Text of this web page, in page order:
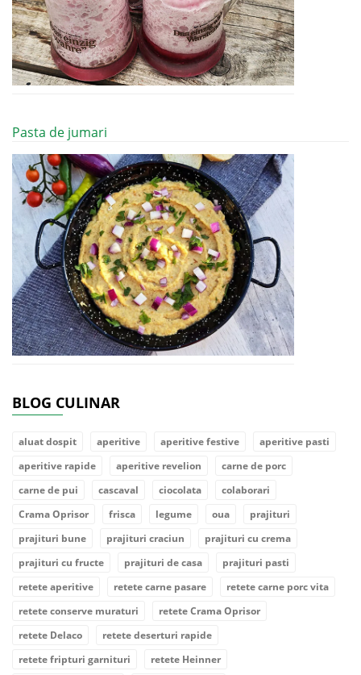
Pasta de jumari
BLOG CULINAR
aluat dospit aperitive aperitive festive
aperitive pasti
aperitive rapide
aperitive revelion
carne de porc
carne de pui
cascaval ciocolata
colaborari
Crama Oprisor
frisca legume oua
prajituri
prajituri bune
prajituri craciun
prajituri cu crema
prajituri cu fructe
prajituri de casa
prajituri pasti
retete aperitive
retete carne pasare
retete carne porc vita
retete conserve muraturi
retete Crama Oprisor
retete Delaco
retete deserturi rapide
retete fripturi garnituri
retete Heinner